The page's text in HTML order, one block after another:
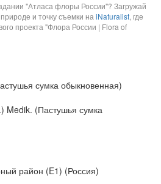
"Атласа флоры России"? Загружай
и точку съемки на iNaturalist, где
проекта "Флора России | Flora of
сумка обыкновенная)
Medik. (Пастушья сумка
район (E1) (Россия)